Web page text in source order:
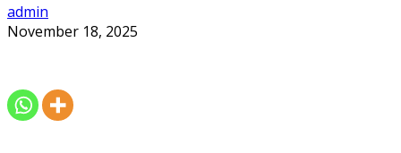
admin
November 18, 2025